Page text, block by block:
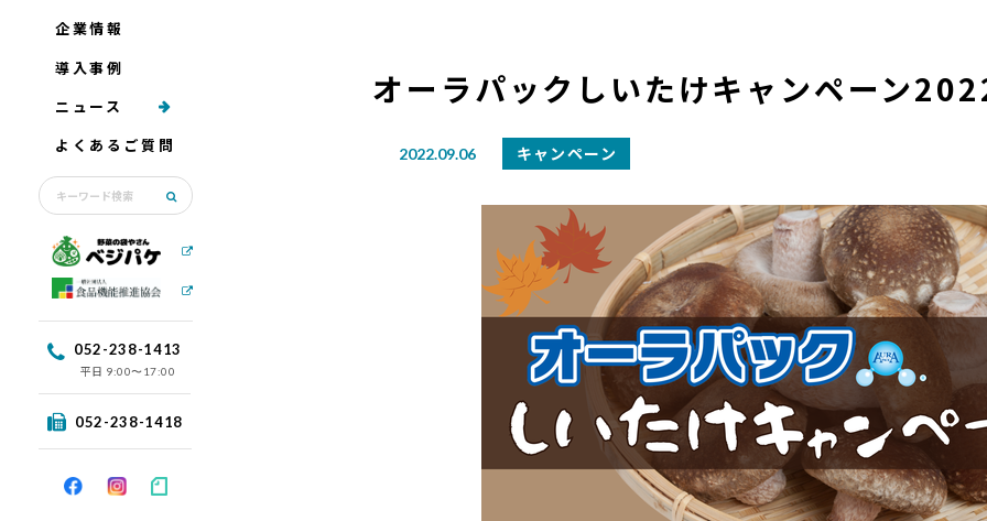
企業情報
導入事例
ニュース
よくあるご質問
052-238-1413
平日 9:00〜17:00
052-238-1418
オーラパックしいたけキャンペーン
2022.09.06 キャンペーン